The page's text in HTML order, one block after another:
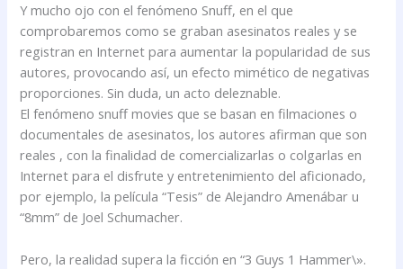
Y mucho ojo con el fenómeno Snuff, en el que
comprobaremos como se graban asesinatos reales y se
registran en Internet para aumentar la popularidad de sus
autores, provocando así, un efecto mimético de negativas
proporciones. Sin duda, un acto deleznable.
El fenómeno snuff movies que se basan en filmaciones o
documentales de asesinatos, los autores afirman que son
reales , con la finalidad de comercializarlas o colgarlas en
Internet para el disfrute y entretenimiento del aficionado,
por ejemplo, la película “Tesis” de Alejandro Amenábar u
“8mm” de Joel Schumacher.
Pero, la realidad supera la ficción en “3 Guys 1 Hammer\».